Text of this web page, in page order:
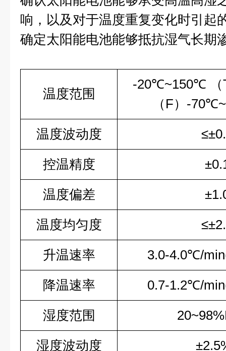
响，以及对于温度重复变化时引起
确定太阳能电池能够抵抗湿气长期
温度范围
-20℃~150℃
（F）-
温度波动度
控温精度
温度偏差
温度均匀度
升温速率
3.0-4.0℃/
降温速率
0.7-1.2℃/
湿度范围
湿度波动度